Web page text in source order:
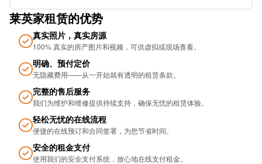
Great Charles St (Stop Nh2)
Newhall St (Stop Gc3)
Metro-Library
Bellevue
Carrs Lane Stop Bs16
Bishop St
Barrow Walk
莱英家租赁的优势
真实照片，真实房源
100% 真实的房产图片和视频，可供虚拟或现场查看。
明确、预付定价
无隐藏费用——从一开始就有透明的租赁条款。
完整的售后服务
我们为维护和维修提供持续支持，确保无忧的租​​赁体验。
轻松无忧的在线流程
便捷的在线预订和合同签署，为您节省时间。
安全的租金支付
使用我们的安全支付系统，放心地在线支付租金。